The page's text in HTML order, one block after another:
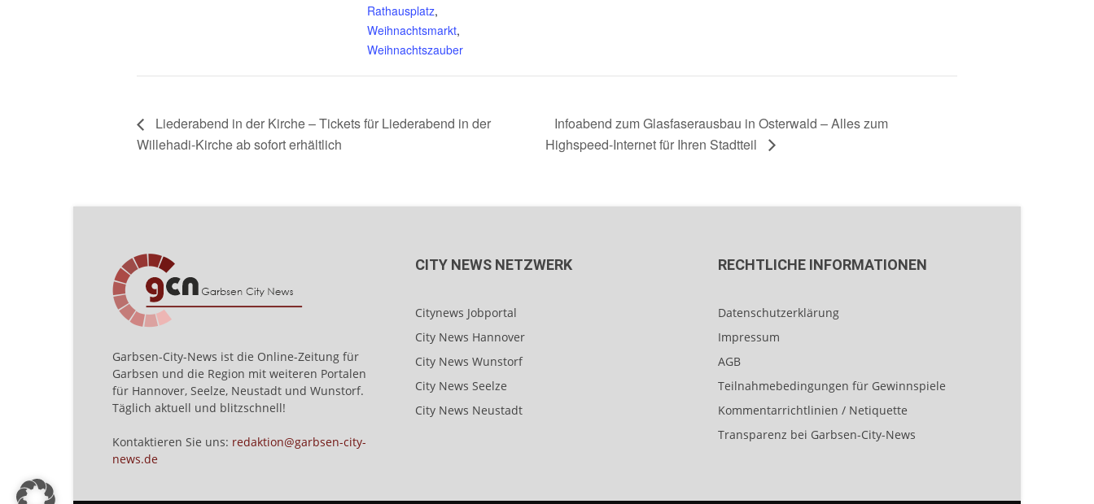
Rathausplatz,
Weihnachtsmarkt,
Weihnachtszauber
Liederabend in der Kirche – Tickets für Liederabend in der
Willehadi-Kirche ab sofort erhältlich
Infoabend zum Glasfaserausbau in Osterwald – Alles zum
Highspeed-Internet für Ihren Stadtteil
Garbsen-City-News ist die Online-Zeitung für
Garbsen und die Region mit weiteren Portalen
für Hannover, Seelze, Neustadt und Wunstorf.
Täglich aktuell und blitzschnell!
Kontaktieren Sie uns: redaktion@garbsen-city-
news.de
CITY NEWS NETZWERK
Citynews Jobportal
City News Hannover
City News Wunstorf
City News Seelze
City News Neustadt
RECHTLICHE INFORMATIONEN
Datenschutzerklärung
Impressum
AGB
Teilnahmebedingungen für Gewinnspiele
Kommentarrichtlinien / Netiquette
Transparenz bei Garbsen-City-News